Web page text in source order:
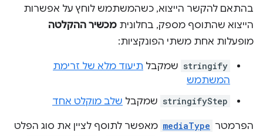
בהתאם להקשר הייצוא, כשהמשתמש לוחץ על אפשרות
הייצוא שהתוסף מספק, בחלונית מכשיר ההקלטה
מופעלות אחת משתי הפונקציות:
stringify שמקבל תיעוד מלא של זרימת
המשתמש
stringifyStep שמקבל שלב מוקלט אחד
הפרמטר mediaType מאפשר לתוסף לציין את סוג הפלט